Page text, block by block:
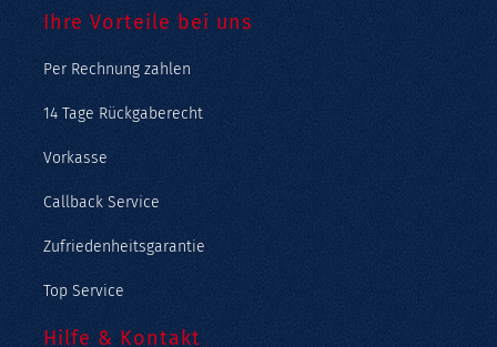
Ihre Vorteile bei uns
Per Rechnung zahlen
14 Tage Rückgaberecht
Vorkasse
Callback Service
Zufriedenheitsgarantie
Top Service
Hilfe & Kontakt